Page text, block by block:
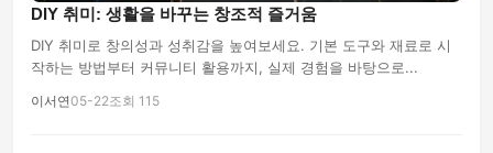
DIY 취미: 생활을 바꾸는 창조적 즐거움
DIY 취미로 창의성과 성취감을 높여보세요. 기본 도구와 재료로 시
작하는 방법부터 커뮤니티 활용까지, 실제 경험을 바탕으로...
이서연05-22조회 115